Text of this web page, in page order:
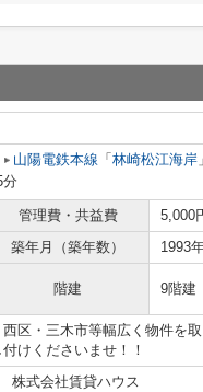
山陽電鉄本線 「 林崎松江海岸
分
管理費・共益費
5,000
築年月（築年数） 1993
階建 9階建
区・三木市等幅広く物件を取
けくださいませ！！
株式会社賃貸ハウス